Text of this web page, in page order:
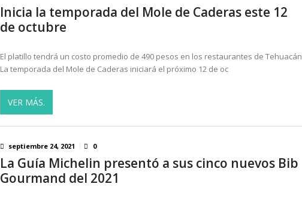
Inicia la temporada del Mole de Caderas este 12
de octubre
El platillo tendrá un costo promedio de 490 pesos en los restaurantes de Tehuacán
La temporada del Mole de Caderas iniciará el próximo 12 de oc
VER MÁS.
septiembre 24, 2021 0
La Guía Michelin presentó a sus cinco nuevos Bib
Gourmand del 2021